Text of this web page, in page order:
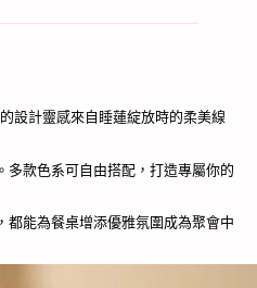
設計靈感來自睡蓮綻放時的柔美線
多款色系可自由搭配，打造專屬你的
都能為餐桌增添優雅氛圍成為聚會中